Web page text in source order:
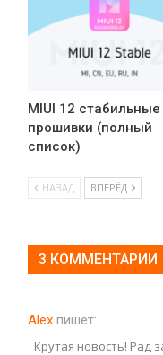
MIUI 12 стабильные
прошивки (полный
список)
НАЗАД ВПЕРЁД
3 КОММЕНТАРИИ
Alex пишет:
Крутая новость! Рад